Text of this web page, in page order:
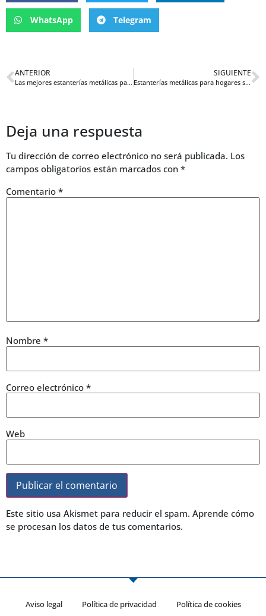
WhatsApp Telegram
ANTERIOR
Las mejores estanterías metálicas para tu rincón de jardinería urbana
SIGUIENTE
Estanterías metálicas para hogares sostenibles, la opción más ecológica
Deja una respuesta
Tu dirección de correo electrónico no será publicada. Los
campos obligatorios están marcados con *
Comentario *
Nombre *
Correo electrónico *
Web
Este sitio usa Akismet para reducir el spam. Aprende cómo
se procesan los datos de tus comentarios.
Aviso legal Política de privacidad Política de cookies